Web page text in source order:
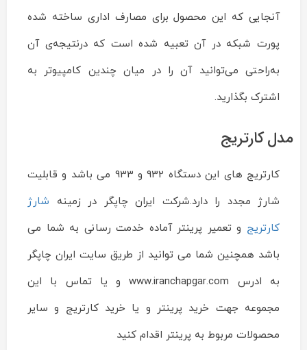
آنجایی که این محصول برای مصارف اداری ساخته شده
پورت شبکه در آن تعبیه شده است که درنتیجه‌ی آن
به‌راحتی می‌توانید آن را در میان چندین کامپیوتر به
اشترک بگذارید.
مدل کارتریج
کارتریج های این دستگاه 932 و 933 می باشد و قابلیت
شارژ مجدد را دارد.شرکت ایران چاپگر در زمینه شارژ
کارتریج و تعمیر پرینتر آماده خدمت رسانی به شما می
باشد همچنین شما می توانید از طریق سایت ایران چاپگر
به ادرس www.iranchapgar.com و یا تماس با این
مجموعه جهت خرید پرینتر و یا خرید کارتریج و سایر
محصولات مربوط به پرینتر اقدام کنید